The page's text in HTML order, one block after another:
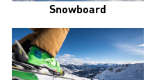
Snowboard